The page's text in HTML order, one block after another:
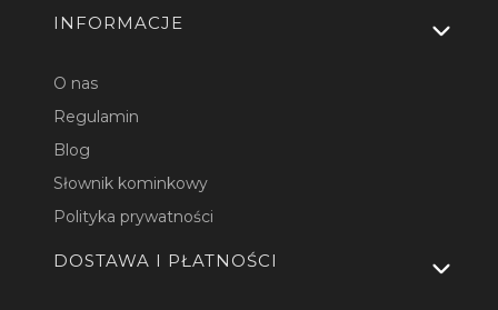
INFORMACJE
O nas
Regulamin
Blog
Słownik kominkowy
Polityka prywatności
DOSTAWA I PŁATNOŚCI